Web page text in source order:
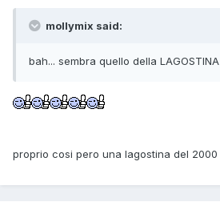
mollymix said:
bah... sembra quello della LAGOSTINA
proprio cosi pero una lagostina del 2000